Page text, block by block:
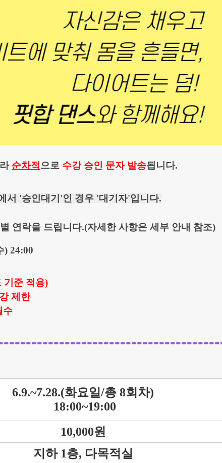
순차적으로 수강 승인 문자 발송됩니다.
서 '승인대기'인 경우 '대기자'입니다.
연락을 드립니다.(자세한 사항은 세부 안내 참조)
) 24:00
기준 적용)
제한
수
6.9.~7.28.(화요일/총 8회차)
18:00~19:00
10,000원
지하 1층, 다목적실